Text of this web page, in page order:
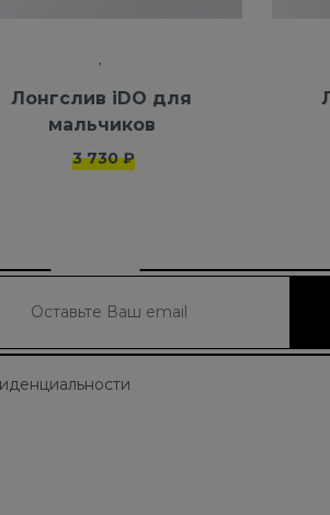
Лонгслив iDO для
мальчиков
3 730 ₽